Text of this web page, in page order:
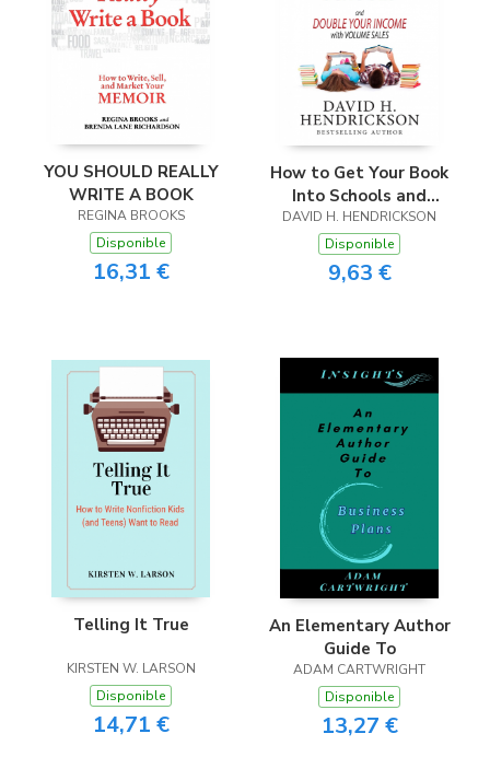
YOU SHOULD REALLY
WRITE A BOOK
REGINA BROOKS
Disponible
16,31 €
How to Get Your Book
Into Schools and
Double Your Income
With Volume Sales
DAVID H. HENDRICKSON
Disponible
9,63 €
Telling It True
KIRSTEN W. LARSON
Disponible
14,71 €
An Elementary Author
Guide To
ADAM CARTWRIGHT
Disponible
13,27 €